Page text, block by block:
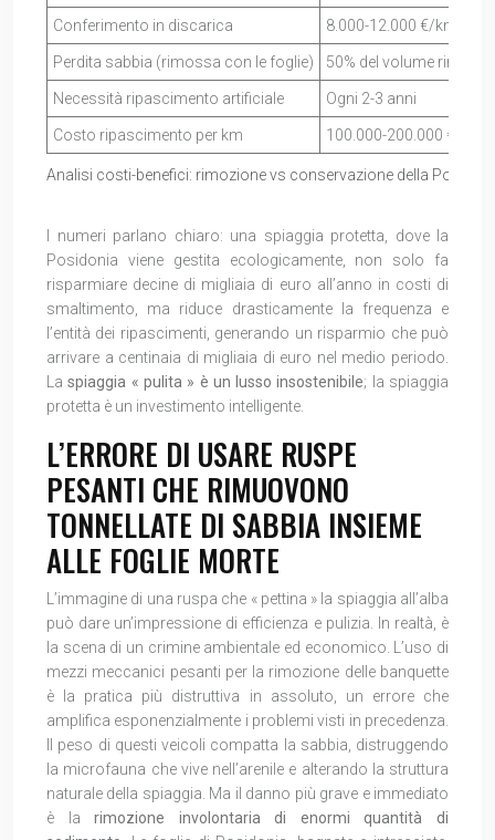
Analisi costi-benefici: rimozione vs conservazione della
Conferimento in discarica 8.000-12.000 €/km
Perdita sabbia (rimossa con le foglie) 50% del volume
Necessità ripascimento artificiale Ogni 2-3 anni
Costo ripascimento per km 100.000-200.000 €
I numeri parlano chiaro: una spiaggia protetta, dove la
Posidonia viene gestita ecologicamente, non solo fa
risparmiare decine di migliaia di euro all’anno in costi di
smaltimento, ma riduce drasticamente la frequenza e
l’entità dei ripascimenti, generando un risparmio che può
arrivare a centinaia di migliaia di euro nel medio periodo.
Laspiaggia « pulita » è un lusso insostenibile; la spiaggia
protetta è un investimento intelligente.
L’ERRORE DI USARE RUSPE
PESANTI CHE RIMUOVONO
TONNELLATE DI SABBIA INSIEME
ALLE FOGLIE MORTE
L’immagine di una ruspa che « pettina » la spiaggia all’alba
può dare un’impressione di efficienza e pulizia. In realtà, è
la scena di un crimine ambientale ed economico. L’uso di
mezzi meccanici pesanti per la rimozione delle banquette
è la pratica più distruttiva in assoluto, un errore che
amplifica esponenzialmente i problemi visti in precedenza.
Il peso di questi veicoli compatta la sabbia, distruggendo
la microfauna che vive nell’arenile e alterando la struttura
naturale della spiaggia. Ma il danno più grave e immediato
è larimozione involontaria di enormi quantità di